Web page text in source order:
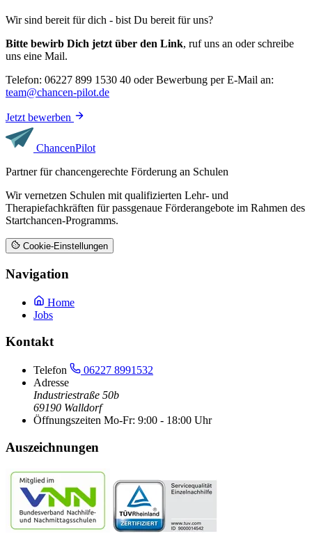
Wir sind bereit für dich - bist Du bereit für uns?
Bitte bewirb Dich jetzt über den Link, ruf uns an oder schreibe
uns eine Mail.
Telefon: 06227 899 1530 40 oder Bewerbung per E-Mail an:
team@chancen-pilot.de
Jetzt bewerben
ChancenPilot
Partner für chancengerechte Förderung an Schulen
Wir vernetzen Schulen mit qualifizierten Lehr- und
Therapiefachkräften für passgenaue Förderangebote im Rahmen des
Startchancen-Programms.
Cookie-Einstellungen
Navigation
Home
Jobs
Kontakt
Telefon
06227 8991532
Adresse
Industriestraße 50b
69190 Walldorf
Öffnungszeiten Mo-Fr: 9:00 - 18:00 Uhr
Auszeichnungen